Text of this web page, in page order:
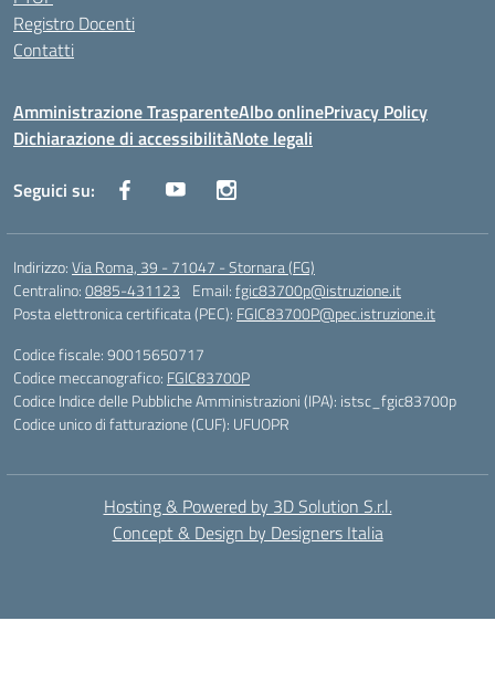
Registro Docenti
Contatti
Amministrazione TrasparenteAlbo onlinePrivacy Policy
Dichiarazione di accessibilitàNote legali
Seguici su:
Indirizzo:Via Roma, 39 - 71047 - Stornara (FG)
Centralino:0885-431123 Email:fgic83700p@istruzione.it
Posta elettronica certificata (PEC): FGIC83700P@pec.istruzione.it
Codice fiscale: 90015650717
Codice meccanografico: FGIC83700P
Codice Indice delle Pubbliche Amministrazioni (IPA): istsc_fgic83700p
Codice unico di fatturazione (CUF): UFUOPR
Hosting & Powered by 3D Solution S.r.l.
Concept & Design by Designers Italia